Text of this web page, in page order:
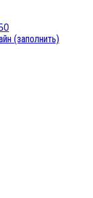
(заполнить)